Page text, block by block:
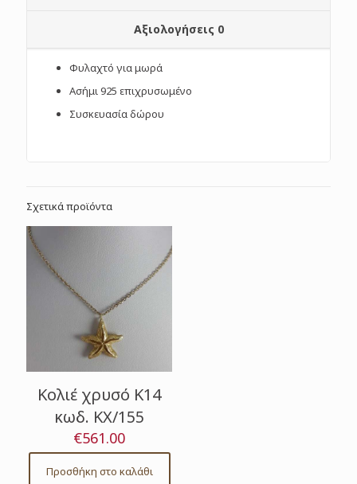
Αξιολογήσεις 0
Φυλαχτό για μωρά
Ασήμι 925 επιχρυσωμένο
Συσκευασία δώρου
Σχετικά προϊόντα
Κολιέ χρυσό Κ14
κωδ. ΚΧ/155
€561.00
Προσθήκη στο καλάθι